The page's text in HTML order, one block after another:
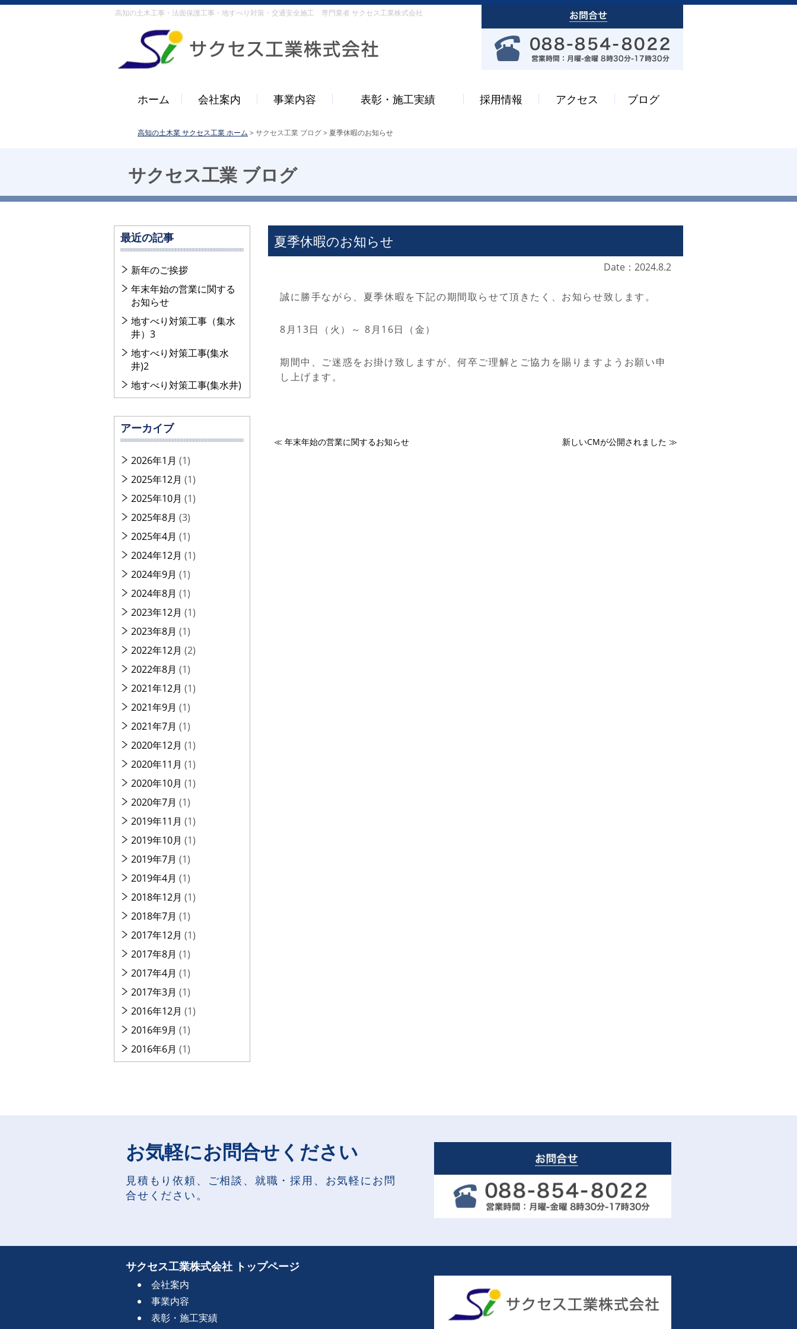
高知の土木工事・法面保護工事・地すべり対策・交通安全施工 専門業者 サクセス工業株式会社
ホーム 会社案内 事業内容 表彰・施工実績 採用情報 アクセス ブログ
高知の土木業 サクセス工業 ホーム > サクセス工業 ブログ> 夏季休暇のお知らせ
サクセス工業 ブログ
夏季休暇のお知らせ
Date：2024.8.2
誠に勝手ながら、夏季休暇を下記の期間取らせて頂きたく、お知らせ致します。
8月13日（火）～ 8月16日（金）
期間中、ご迷惑をお掛け致しますが、何卒ご理解とご協力を賜りますようお願い申
し上げます。
≪年末年始の営業に関するお知らせ 新しいCMが公開されました ≫
最近の記事
新年のご挨拶
年末年始の営業に関する
お知らせ
地すべり対策工事（集水
井）3
地すべり対策工事(集水
井)2
地すべり対策工事(集水井)
アーカイブ
2026年1月 (1)
2025年12月 (1)
2025年10月 (1)
2025年8月 (3)
2025年4月 (1)
2024年12月 (1)
2024年9月 (1)
2024年8月 (1)
2023年12月 (1)
2023年8月 (1)
2022年12月 (2)
2022年8月 (1)
2021年12月 (1)
2021年9月 (1)
2021年7月 (1)
2020年12月 (1)
2020年11月 (1)
2020年10月 (1)
2020年7月 (1)
2019年11月 (1)
2019年10月 (1)
2019年7月 (1)
2019年4月 (1)
2018年12月 (1)
2018年7月 (1)
2017年12月 (1)
2017年8月 (1)
2017年4月 (1)
2017年3月 (1)
2016年12月 (1)
2016年9月 (1)
2016年6月 (1)
お気軽にお問合せください
見積もり依頼、ご相談、就職・採用、お気軽にお問
合せください。
サクセス工業株式会社 トップページ
会社案内
事業内容
表彰・施工実績